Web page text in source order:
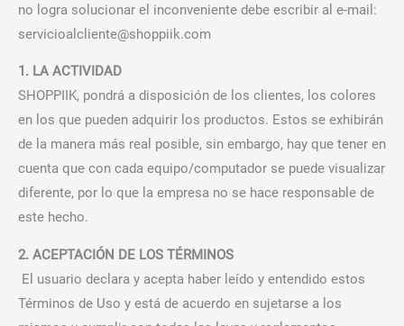
no logra solucionar el inconveniente debe escribir al e-mail:
servicioalcliente@shoppiik.com
1. LA ACTIVIDAD
SHOPPIIK, pondrá a disposición de los clientes, los colores
en los que pueden adquirir los productos. Estos se exhibirán
de la manera más real posible, sin embargo, hay que tener en
cuenta que con cada equipo/computador se puede visualizar
diferente, por lo que la empresa no se hace responsable de
este hecho.
2. ACEPTACIÓN DE LOS TÉRMINOS
El usuario declara y acepta haber leído y entendido estos
Términos de Uso y está de acuerdo en sujetarse a los